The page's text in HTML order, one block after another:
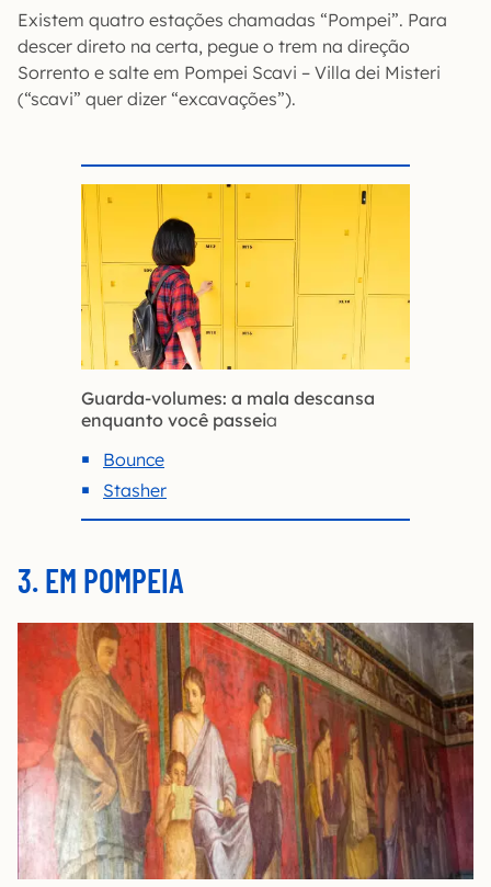
Existem quatro estações chamadas “Pompei”. Para
descer direto na certa, pegue o trem na direção
Sorrento e salte em Pompei Scavi – Villa dei Misteri
(“scavi” quer dizer “excavações”).
Guarda-volumes: a mala descansa
enquanto você passeia
Bounce
Stasher
3. EM POMPEIA